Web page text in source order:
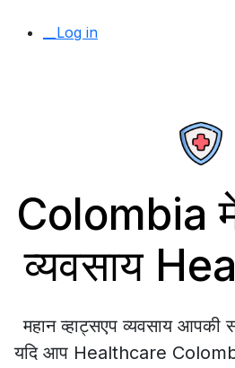
__Log in
Colombia में
व्यवसाय
महान व्हाट्सएप व्यवसाय आपकी
यदि आप Healthcare